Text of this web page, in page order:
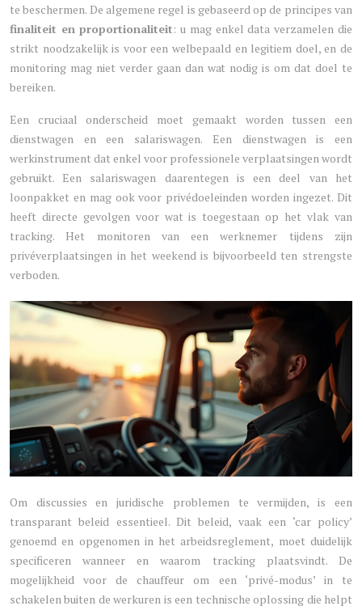
te beschermen. De algemene regel is gebaseerd op de principes van
finaliteit en proportionaliteit: u mag enkel data verzamelen die
strikt noodzakelijk is voor een welbepaald en legitiem doel, en de
monitoring mag niet verder gaan dan wat nodig is om dat doel te
bereiken.
Een cruciaal onderscheid moet gemaakt worden tussen een
dienstwagen en een salariswagen. Een dienstwagen is een
werkinstrument dat enkel voor professionele verplaatsingen wordt
gebruikt. Een salariswagen daarentegen is een deel van het
loonpakket en mag ook voor privédoeleinden worden ingezet. Dit
heeft directe gevolgen voor wat is toegestaan op het vlak van
tracking. Het monitoren van een werknemer tijdens zijn
privéverplaatsingen in het weekend is bijvoorbeeld ten strengste
verboden.
Om discussies en juridische problemen te vermijden, is een
transparant beleid essentieel. Dit beleid, vaak een ‘car policy’
genoemd en opgenomen in het arbeidsreglement, moet duidelijk
specificeren wanneer en waarom tracking plaatsvindt. De
mogelijkheid voor de chauffeur om een ‘privé-modus’ in te
schakelen buiten de werkuren is een technische oplossing die helpt